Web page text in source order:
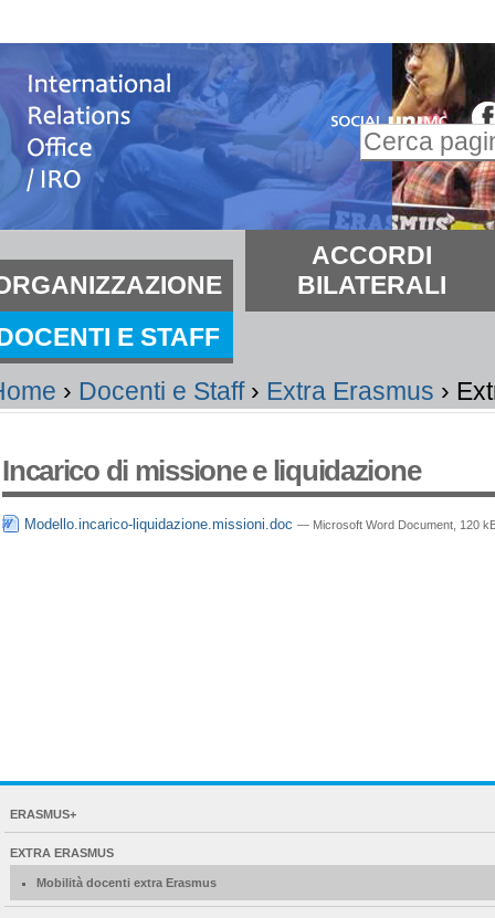
Inserire il
Ricerca
avanzata…
ACCORDI
BILATERALI
E STAFF
› Docenti e Staff › Extra Erasmus ›
Incarico di missione e liquidazione
Modello.incarico-liquidazione.missioni.doc— Microsoft Word Document, 120
EXTENDED
ERASMUS+
EXTRA ERASMUS
Mobilità docenti extra Erasmus